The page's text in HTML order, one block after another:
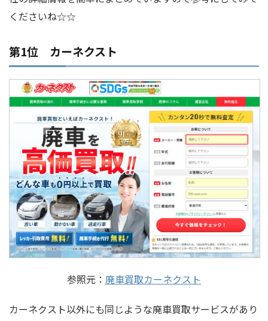
くださいね☆☆
第1位 カーネクスト
参照元： 廃車買取カーネクスト
カーネクスト以外にも同じような廃車買取サービスがあり